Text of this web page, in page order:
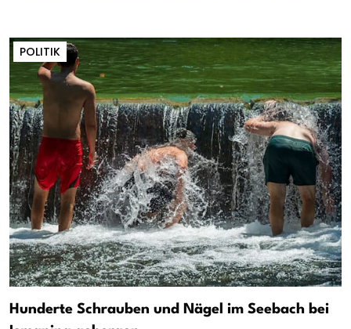
POLITIK
Hunderte Schrauben und Nägel im Seebach bei